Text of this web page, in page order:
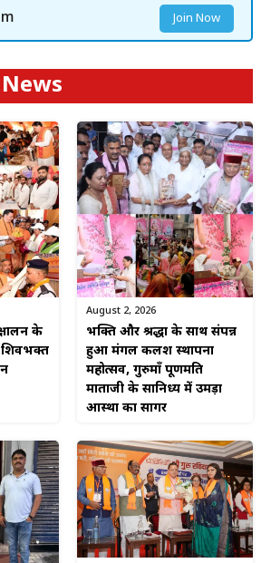
Join Now
के
शिवभक्त
August 2, 2026
भक्ति और श्रद्धा के साथ संपन्न
हुआ मंगल कलश स्थापना
महोत्सव, गुरुमाँ पूर्णमति
माताजी के सानिध्य में उमड़ा
आस्था का सागर